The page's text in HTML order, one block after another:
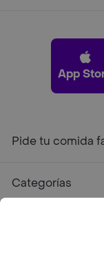
App
Pide tu comida
Categorías